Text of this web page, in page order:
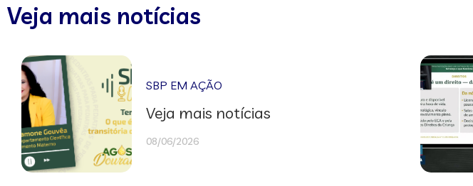
Veja mais notícias
SBP EM AÇÃO
Veja mais notícias
08/06/2026